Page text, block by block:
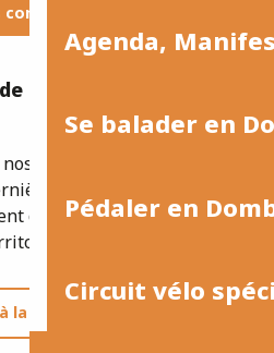
Agenda,
Se balader en
Pédaler en
Circuit vélo
l'actualité de la
newsletters pour
informations et
de votre séjour ou
la newsletter